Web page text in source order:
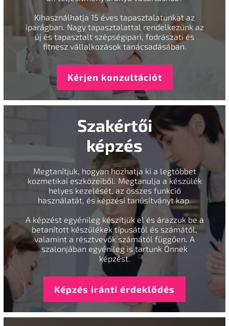
Kihasználhatja 15 éves tapasztalatunkat az
iparágban. Nagy tapasztalattal rendelkezünk az
új és tapasztalt szépségipari, fodrászati és
fitnesz vállalkozások tanácsadásában.
Kérjen konzultációt
Szakértői
képzés
Megtanítjuk, hogyan hozhatja ki a legtöbbet
kozmetikai eszközeiből. Megtanulja a készülék
helyes kezelését, az összes funkció
használatát, és képzési tanúsítványt kap.
A képzést egyénileg készítjük el és árazzuk be a
betanított készülékek típusától és számától,
valamint a résztvevők számától függően. A
szalonjában egyénileg is tartunk Önnek
képzést.
Képzés iránti érdeklődés